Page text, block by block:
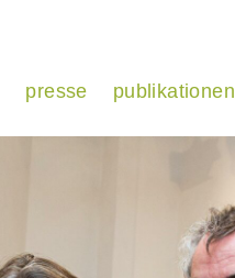
presse publikationen